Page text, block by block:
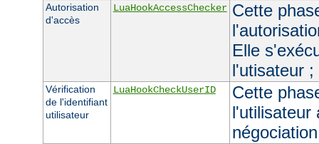
Autorisation
d'accès
LuaHookAccessChecker Cette
Elle
l'utisateur
Vérification
de l'identifiant
utilisateur
LuaHookCheckUserID
Cette
l'utilisateur